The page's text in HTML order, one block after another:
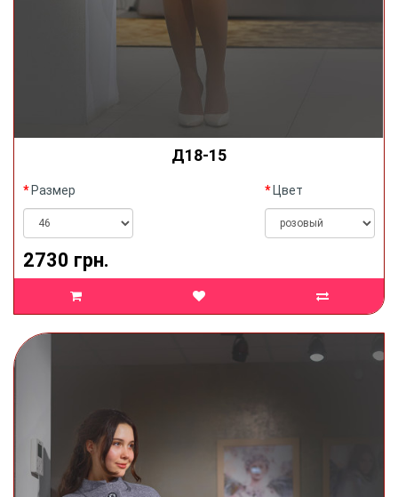
Д18-15
Размер Цвет
2730 грн.